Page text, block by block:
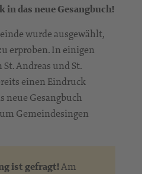
das neue Gesangbuch!
wurde ausgewählt,
erproben. In einigen
Andreas und St.
einen Eindruck
neue Gesangbuch
Gemeindesingen
ist gefragt!Am